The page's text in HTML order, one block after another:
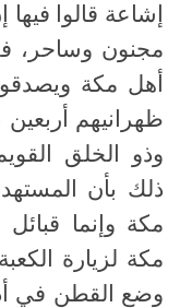
إشاعة قالوا
مجنون وساحر،
أهل مكة
ظهرانيهم
وذو الخلق
ذلك بأن
مكة وإنما
مكة لزيارة
وضع القطن في